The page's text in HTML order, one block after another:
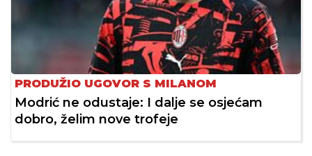
PRODUŽIO UGOVOR S MILANOM
Modrić ne odustaje: I dalje se osjećam
dobro, želim nove trofeje